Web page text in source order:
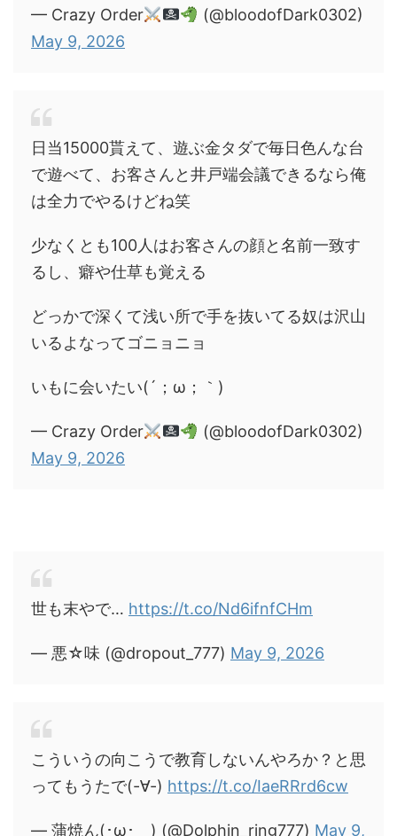
— Crazy Order
(@bloodofDark0302)
May 9, 2026
日当15000貰えて、遊ぶ金タダで毎日色んな台
で遊べて、お客さんと井戸端会議できるなら俺
は全力でやるけどね笑
少なくとも100人はお客さんの顔と名前一致す
るし、癖や仕草も覚える
どっかで深くて浅い所で手を抜いてる奴は沢山
いるよなってゴニョニョ
いもに会いたい(´；ω；｀)
— Crazy Order
(@bloodofDark0302)
May 9, 2026
世も末やで… https://t.co/Nd6ifnfCHm
— 悪☆味 (@dropout_777) May 9, 2026
こういうの向こうで教育しないんやろか？と思
ってもうたで(-∀-) https://t.co/IaeRRrd6cw
— 蒲焼ん(･ω･ ) (@Dolphin_ring777) May 9,